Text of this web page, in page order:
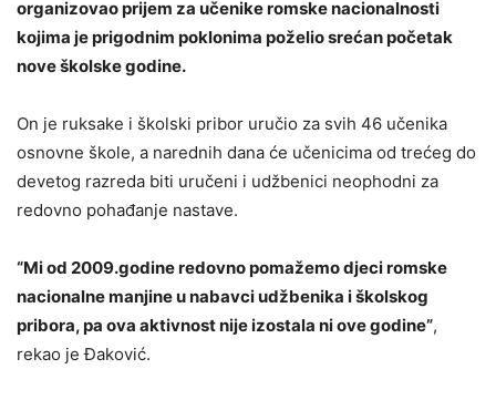
organizovao prijem za učenike romske nacionalnosti
kojima je prigodnim poklonima poželio srećan početak
nove školske godine.
On je ruksake i školski pribor uručio za svih 46 učenika
osnovne škole, a narednih dana će učenicima od trećeg do
devetog razreda biti uručeni i udžbenici neophodni za
redovno pohađanje nastave.
“Mi od 2009.godine redovno pomažemo djeci romske
nacionalne manjine u nabavci udžbenika i školskog
pribora, pa ova aktivnost nije izostala ni ove godine”,
rekao je Đaković.